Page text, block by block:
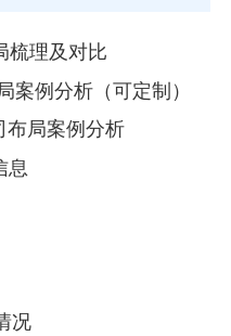
梳理及对比
案例分析（可定制）
布局案例分析
息
况